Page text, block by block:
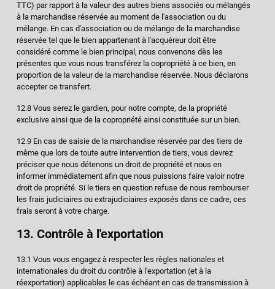
TTC) par rapport à la valeur des autres biens associés ou mélangés
à la marchandise réservée au moment de l'association ou du
mélange. En cas d'association ou de mélange de la marchandise
réservée tel que le bien appartenant à l'acquéreur doit être
considéré comme le bien principal, nous convenons dès les
présentes que vous nous transférez la copropriété à ce bien, en
proportion de la valeur de la marchandise réservée. Nous déclarons
accepter ce transfert.
12.8 Vous serez le gardien, pour notre compte, de la propriété
exclusive ainsi que de la copropriété ainsi constituée sur un bien.
12.9 En cas de saisie de la marchandise réservée par des tiers de
même que lors de toute autre intervention de tiers, vous devrez
préciser que nous détenons un droit de propriété et nous en
informer immédiatement afin que nous puissions faire valoir notre
droit de propriété. Si le tiers en question refuse de nous rembourser
les frais judiciaires ou extrajudiciaires exposés dans ce cadre, ces
frais seront à votre charge.
13. Contrôle à l'exportation
13.1 Vous vous engagez à respecter les règles nationales et
internationales du droit du contrôle à l'exportation (et à la
réexportation) applicables le cas échéant en cas de transmission à